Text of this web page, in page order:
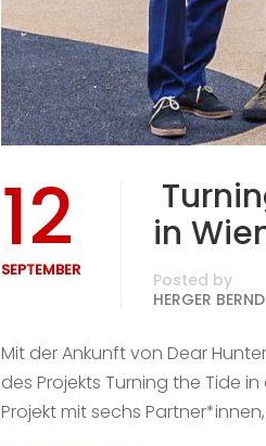
12
SEPTEMBER
in
Posted by
HERGER BERND
Mit der Ankunft von Dear
des Projekts Turning the Tide
Projekt mit sechs